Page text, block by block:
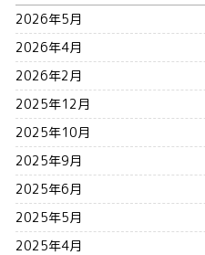
2026年5月
2026年4月
2026年2月
2025年12月
2025年10月
2025年9月
2025年6月
2025年5月
2025年4月